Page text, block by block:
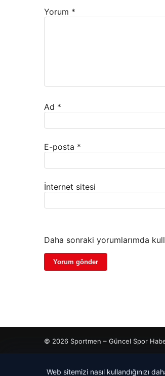
Yorum *
Ad *
E-posta *
İnternet sitesi
Daha sonraki yorumlarımda
© 2026 Sportmen – Güncel Spor
Web sitemizi nasıl kullandığınızı